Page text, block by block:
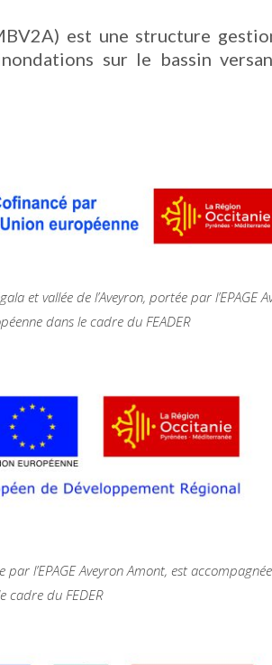
est une structure
sur le bassin
et vallée de l’Aveyron, portée par l’EPAGE
dans le cadre du FEADER
l’EPAGE Aveyron Amont, est
cadre du FEDER